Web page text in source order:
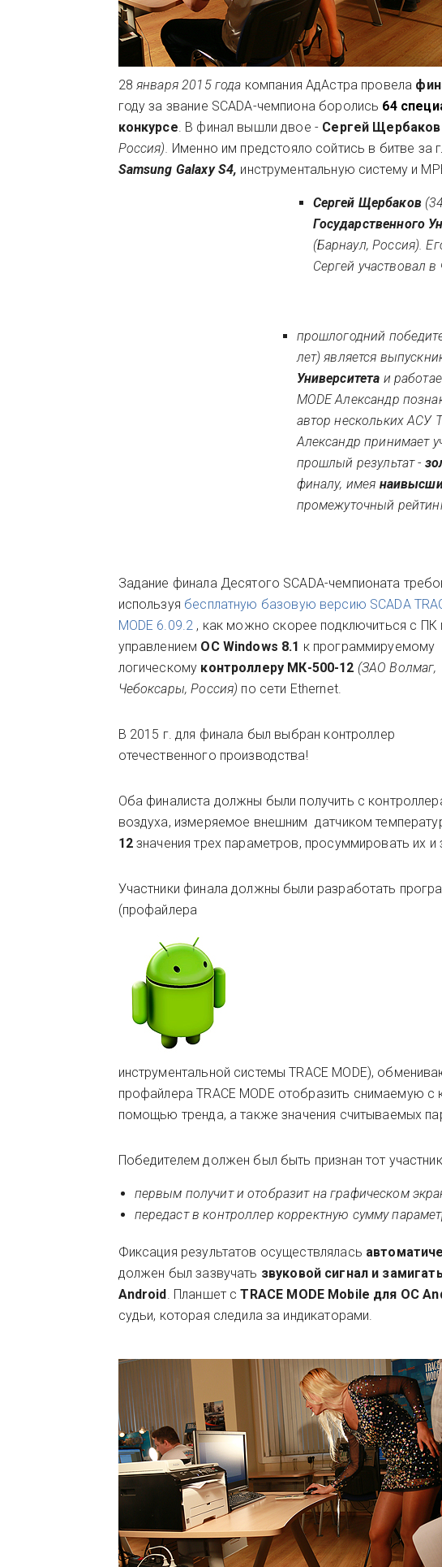
28января 2015 года компания АдАстра провела
году за звание SCADA-чемпиона боролись 64
конкурсе. В финал вышли двое - Сергей Щербаков
Россия). Именно им предстояло сойтись в битве за
Samsung Galaxy S4, инструментальную систему и
Сергей Щербаков
Государственного
(Барнаул, Россия).
Сергей участвовал
прошлогодний
лет) является
Университета и
MODE Александр
автор нескольких АСУ
Александр принимает
прошлый результат -
финалу, имея
промежуточный
Задание финала Десятого SCADA-чемпионата
используя бесплатную базовую версию SCADA
MODE 6.09.2 , как можно скорее подключиться с ПК
управлением ОС Windows 8.1 к программируемому
логическому контроллеру МК-500-12 (ЗАО Волмаг,
Чебоксары, Россия) по сети Ethernet.
В 2015 г. для финала был выбран контроллер
отечественного производства!
Оба финалиста должны были получить с
воздуха, измеряемое внешним датчиком
12значения трех параметров, просуммировать их
Участники финала должны были разработать
(профайлера
инструментальной системы TRACE MODE),
профайлера TRACE MODE отобразить снимаемую с
помощью тренда, а также значения считываемых
Победителем должен был быть признан тот
первым получит и отобразит на графическом
передаст в контроллер корректную сумму
Фиксация результатов осуществлялась
должен был зазвучать звуковой сигнал и
Android. Планшет сTRACE MODE Mobile для OC
судьи, которая следила за индикаторами.